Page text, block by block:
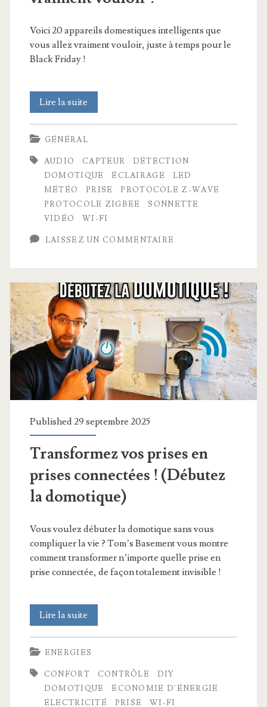
Voici 20 appareils domestiques intelligents que
vous allez vraiment vouloir, juste à temps pour le
Black Friday !
Lire la suite
appareils
intelligents
pour
la
maison
vraiment
vouloir
!
GÉNÉRAL
AUDIO CAPTEUR
DÉTECTION
DOMOTIQUE
ÉCLAIRAGE
LED
MÉTÉO
PRISE
PROTOCOLE Z-WAVE
PROTOCOLE ZIGBEE
SONNETTE
VIDÉO
WI-FI
LAISSEZ UN COMMENTAIRE
Published 29 septembre 2025
Transformez vos prises en
prises connectées ! (Débutez
la domotique)
Vous voulez débuter la domotique sans vous
compliquer la vie ? Tom’s Basement vous montre
comment transformer n’importe quelle prise en
prise connectée, de façon totalement invisible !
Lire la suite
vos
prises
en
prises
ENERGIES
CONFORT CONTRÔLE
DIY
DOMOTIQUE
ÉCONOMIE D'ÉNERGIE
ÉLECTRICITÉ
PRISE WI-FI